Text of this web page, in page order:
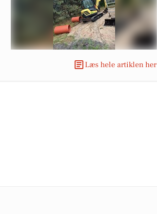
Læs hele artiklen her